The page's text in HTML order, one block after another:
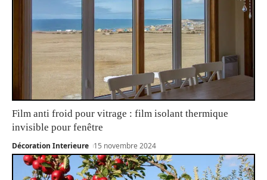
Film anti froid pour vitrage : film isolant thermique
invisible pour fenêtre
Décoration Interieure 15 novembre 2024